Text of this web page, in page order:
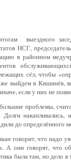
выездного
НСГ,
в районном
сёл, чтобы
выйдем в Кишинёв,
если у них не
проблемы,
Долги
до определённого
говорит, что надо
А они говорят, что
была там, но дело